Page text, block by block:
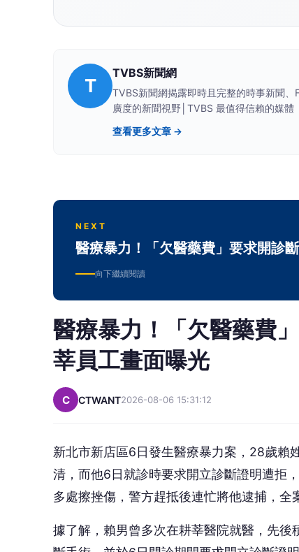
T
TVBS新聞網
TVBS新聞網揭露即時且完整的時事新聞
廣度的新聞視野│TVBS 最值得信賴的媒體
查看更多文章 →
NEXT
醫療暴力！「欠醫藥費」要求開診
向下繼續閱讀
醫療暴力！「欠醫藥費
莘員工畫面曝光
C CTWANT2026-08-06 15:31:12
新北市新店區6日發生醫療暴力案，28歲賴
清，而他6日就診時要求開立診斷證明遭拒
多處擦挫傷，警方趕抵後連忙將他逮捕，全
據了解，賴男曾多次在耕莘醫院就醫，先